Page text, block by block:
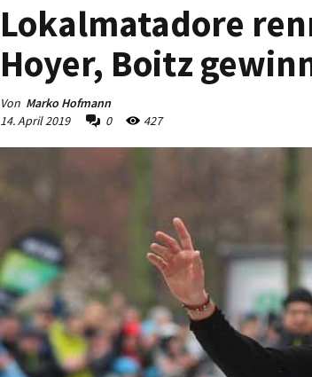
Lokalmatadore
Hoyer, Boitz
Von Marko Hofmann
14. April 2019
0 427